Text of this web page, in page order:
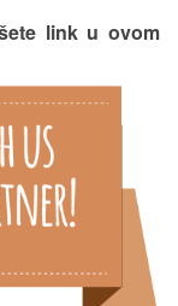
link u ovom